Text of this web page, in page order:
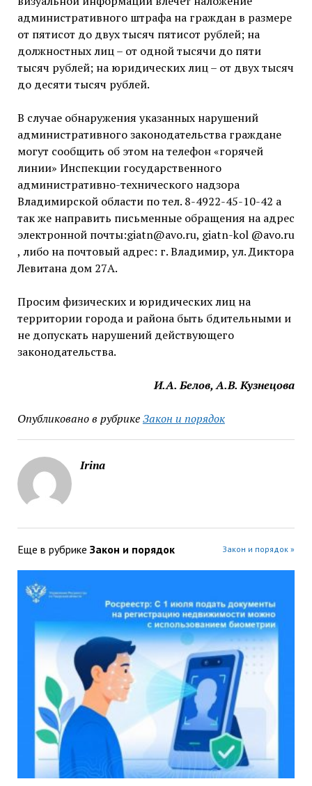
административного штрафа на граждан в размере
от пятисот до двух тысяч пятисот рублей; на
должностных лиц – от одной тысячи до пяти
тысяч рублей; на юридических лиц – от двух тысяч
до десяти тысяч рублей.
В случае обнаружения указанных нарушений
административного законодательства граждане
могут сообщить об этом на телефон «горячей
линии» Инспекции государственного
административно-технического надзора
Владимирской области по тел. 8-4922-45-10-42 а
так же направить письменные обращения на адрес
электронной почты:giatn@avo.ru, giatn-kol @avo.ru
, либо на почтовый адрес: г. Владимир, ул. Диктора
Левитана дом 27А.
Просим физических и юридических лиц на
территории города и района быть бдительными и
не допускать нарушений действующего
законодательства.
И.А. Белов,А.В. Кузнецова
Опубликовано в рубрикеЗакон и порядок
Irina
Еще в рубрике Закон и порядок Закон и порядок »